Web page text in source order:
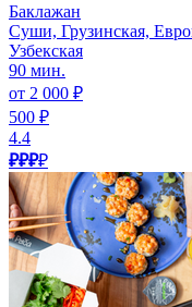
Баклажан
Суши, Грузинская,
Узбекская
90 мин.
от 2 000 ₽
500 ₽
4.4
₽₽₽₽